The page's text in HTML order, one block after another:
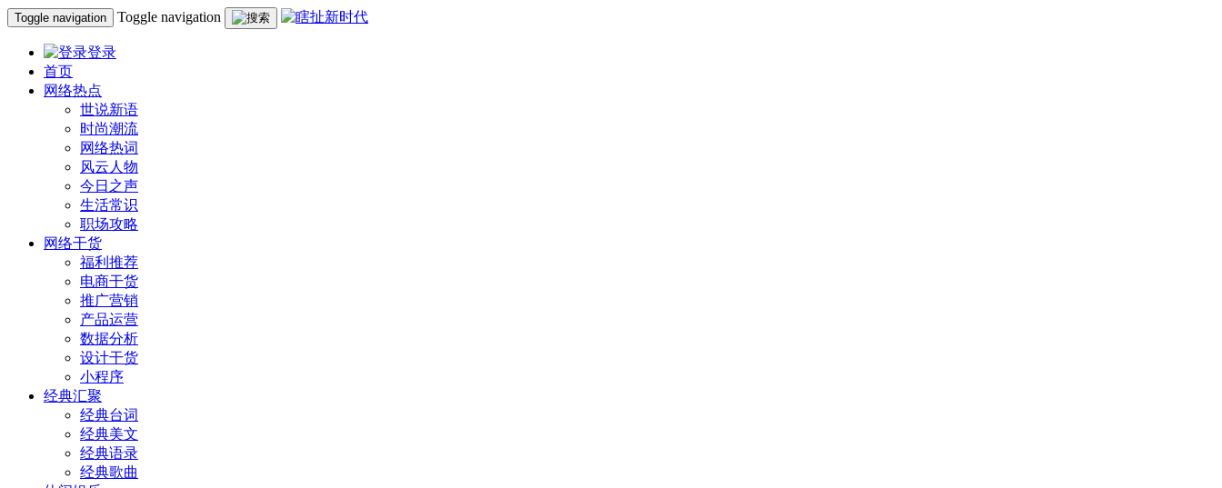
Toggle navigation Toggle navigation
登录
首页
网络热点
世说新语
时尚潮流
网络热词
风云人物
今日之声
生活常识
职场攻略
网络干货
福利推荐
电商干货
推广营销
产品运营
数据分析
设计干货
小程序
经典汇聚
经典台词
经典美文
经典语录
经典歌曲